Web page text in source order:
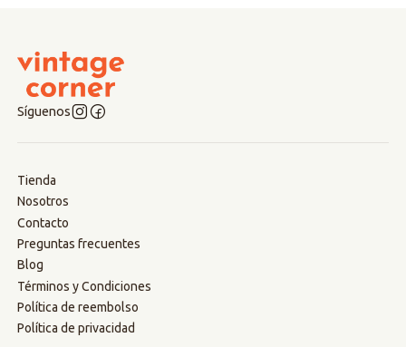
Síguenos
Tienda
Nosotros
Contacto
Preguntas frecuentes
Blog
Términos y Condiciones
Política de reembolso
Política de privacidad